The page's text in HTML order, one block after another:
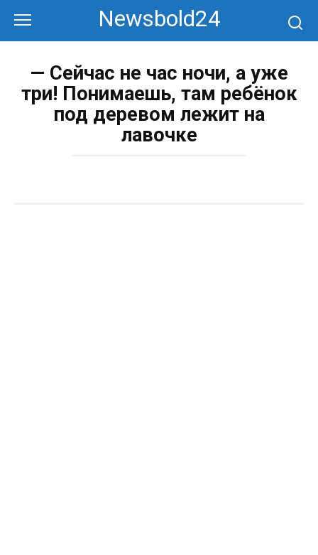
контенту
Newsbold24
— Сейчас не час ночи, а уже
три! Понимаешь, там ребёнок
под деревом лежит на
лавочке